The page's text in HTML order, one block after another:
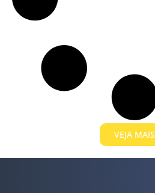
VEJA MAIS